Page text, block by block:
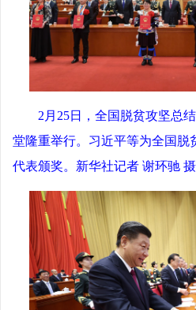
2月25日，全国脱贫攻坚总
堂隆重举行。习近平等为全国脱
代表颁奖。新华社记者 谢环驰 摄